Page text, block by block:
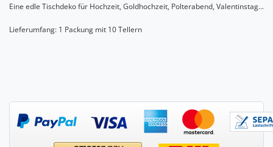
Eine edle Tischdeko für Hochzeit, Goldhochzeit, Polterabend, Valentinstag...
Lieferumfang: 1 Packung mit 10 Tellern